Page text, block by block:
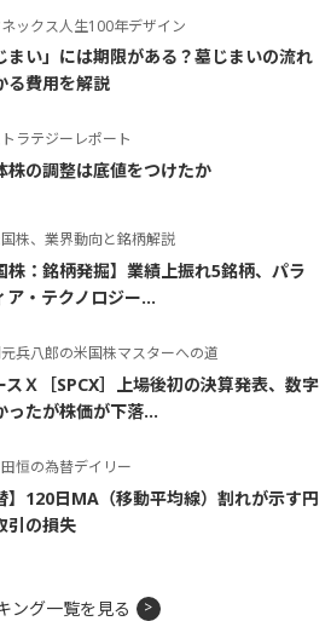
ックス人生100年デザイン
まい」には期限がある？墓じまいの流れ
る費用を解説
ラテジーレポート
株の調整は底値をつけたか
株、業界動向と銘柄解説
株：銘柄発掘】業績上振れ5銘柄、パラ
ア・テクノロジー...
兵八郎の米国株マスターへの道
スＸ［SPCX］上場後初の決算発表、数字
ったが株価が下落...
恒の為替デイリー
】120日MA（移動平均線）割れが示す円
引の損失
ング一覧を見る